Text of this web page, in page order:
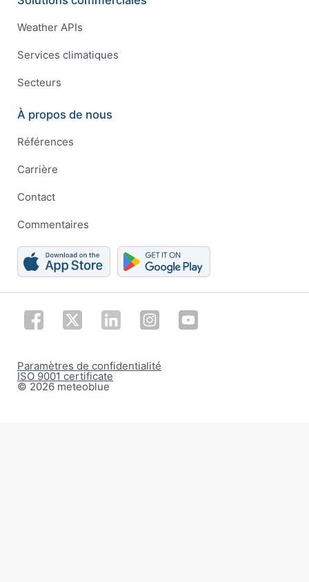
Weather APIs
Services climatiques
Secteurs
À propos de nous
Références
Carrière
Contact
Commentaires
© 2026 meteoblue
ISO 9001 certificate
Paramètres de confidentialité